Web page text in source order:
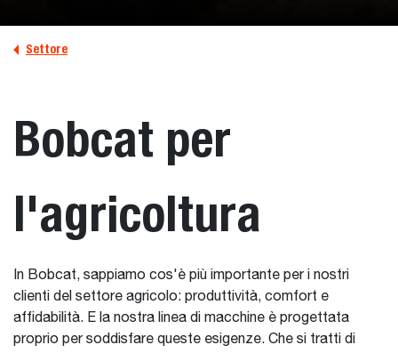
Settore
Bobcat per
l'agricoltura
In Bobcat, sappiamo cos'è più importante per i nostri
clienti del settore agricolo: produttività, comfort e
affidabilità. E la nostra linea di macchine è progettata
proprio per soddisfare queste esigenze. Che si tratti di